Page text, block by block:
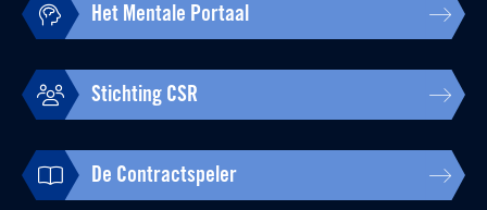
Het Mentale Portaal
Stichting CSR
De Contractspeler